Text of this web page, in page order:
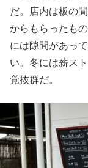
だ。店内は板の
からもらったも
には隙間があっ
い。冬には薪ス
覚抜群だ。